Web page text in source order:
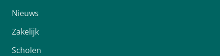
Nieuws
Zakelijk
Scholen